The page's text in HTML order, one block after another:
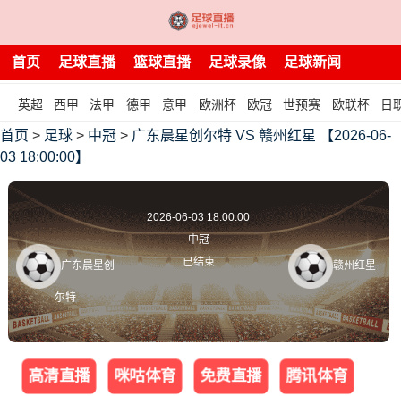
首页 足球直播 篮球直播 足球录像 足球新闻
英超 西甲 法甲 德甲 意甲 欧洲杯 欧冠 世预赛 欧联杯 日
首页 > 足球 > 中冠 > 广东晨星创尔特 VS 赣州红星 【2026-06-
03 18:00:00】
广东晨星创
尔特
2026-06-03 18:00:00
中冠
已结束
赣州红星
高清直播 咪咕体育 免费直播 腾讯体育